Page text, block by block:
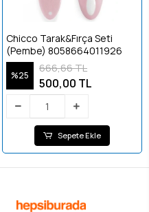
Chicco Tarak&Fırça Seti
(Pembe) 8058664011926
%25
666,66 TL
500,00 TL
Sepete Ekle